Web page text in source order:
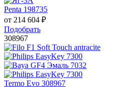
Penta 198735
от 214 604 ₽
Подобрать
308967
Termo Evo 308967